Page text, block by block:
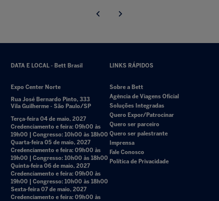
DATA E LOCAL - Bett Brasil
Expo Center Norte
Rua José Bernardo Pinto, 333
Vila Guilherme - São Paulo/SP
Terça-feira 04 de maio, 2027
Credenciamento e feira: 09h00 às
19h00 | Congresso: 10h00 às 18h00
Quarta-feira 05 de maio, 2027
Credenciamento e feira: 09h00 às
19h00 | Congresso: 10h00 às 18h00
Quinta-feira 06 de maio, 2027
Credenciamento e feira: 09h00 às
19h00 | Congresso: 10h00 às 18h00
Sexta-feira 07 de maio, 2027
Credenciamento e feira: 09h00 às
LINKS RÁPIDOS
Sobre a Bett
Agência de Viagens Oficial
Soluções Integradas
Quero Expor/Patrocinar
Quero ser parceiro
Quero ser palestrante
Imprensa
Fale Conosco
Política de Privacidade